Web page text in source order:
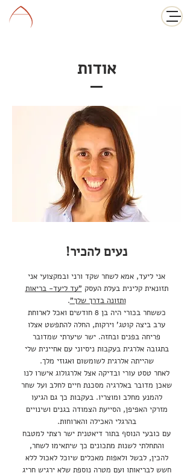
אודות
נעים להכיר!
אני ליעד, אמא לשחר שקד ורני ובמקצועי אני
תזונאית קלינית בעלת העסק "עד ליעד- בריאות
ותזונה בדרך שלך".
כששחר בכורי היה בן 8 חודשים ואכל לארוחת
ערב ביצה קוטג' וירקות, החלה להתפשט אצלו
פריחה בפנים ובחזה. ישר שיערתי שמדובר
בתגובה אלרגית בעקבות ניסיוני עם אחיינית שלי
שהייתה אלרגית לשומשום ואגוזי מלך.
לאחר טסט עורי ובדיקה אצל אלרגולוג אישרו לנו
שאכן מדובר באלרגיה מסכנת חיים לחלב ועל שחר
להמנע מחלב ומוצריו. בעקבות כך גם הגיעו
מזרקי האפיפן, הסייעת הצמודה בגנים ושינויים
בהרגלי האכילה והארוחות.
עם כובעי הנוסף בתור דיאטנית ישר רצתי למטבח
והתחלתי לשנות מתכונים כך שיתאימו לשחר,
להכין, לבשל ולאפות מאכלים שיוכל לאכול ללא
חשש לבריאותו ועם מטרה נוספת שלא ירגיש חריג